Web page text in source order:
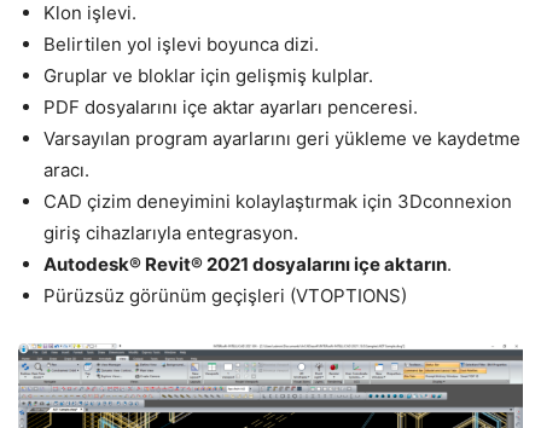
Klon işlevi.
Belirtilen yol işlevi boyunca dizi.
Gruplar ve bloklar için gelişmiş kulplar.
PDF dosyalarını içe aktar ayarları penceresi.
Varsayılan program ayarlarını geri yükleme ve kaydetme
aracı.
CAD çizim deneyimini kolaylaştırmak için 3Dconnexion
giriş cihazlarıyla entegrasyon.
Autodesk® Revit® 2021 dosyalarını içe aktarın.
Pürüzsüz görünüm geçişleri (VTOPTIONS)